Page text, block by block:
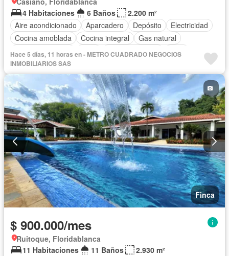
4 Habitaciones
6 Baños
2.200 m²
Aire acondicionado
Aparcadero Depósito
Electricidad
Cocina amoblada
Cocina integral
Gas natural
Vista panorámica
Agua Tanque de agua
Patio
Área infantil
Vigilante
Caseta de vigilancia
Gimnasio
Seguridad privada
Piscina
Permite mascotas Permite niños Solo familias
Hace 5 días, 11 horas en - METRO CUADRADO NEGOCIOS
INMOBILIARIOS SAS
Finca
$ 900.000/mes
Ruitoque, Floridablanca
11 Habitaciones
11 Baños
2.930 m²